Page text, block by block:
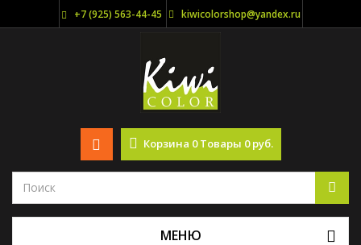
+7 (925) 563-44-45 kiwicolorshop@yandex.ru
Корзина 0 Товары 0 руб.
МЕНЮ